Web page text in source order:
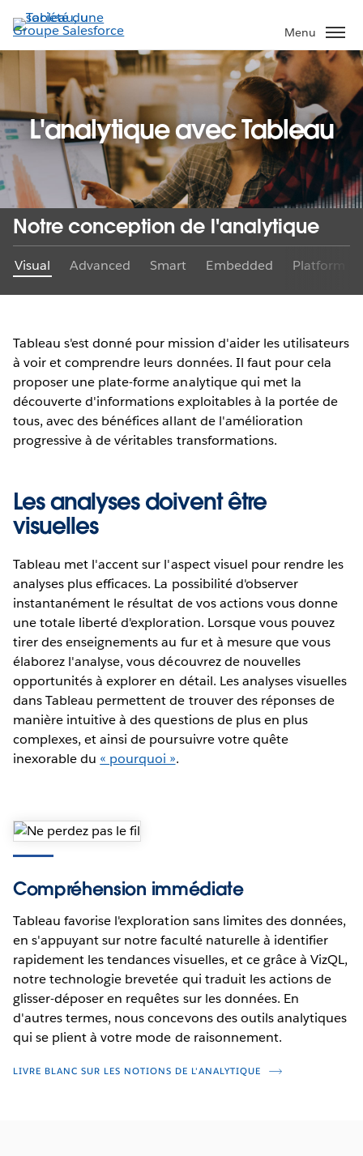
Aller
au
contenu
Menu
L'analytique avec Tableau
Notre conception de l'analytique
Visual Advanced Smart Embedded Platform
Tableau s'est donné pour mission d'aider les utilisateurs
à voir et comprendre leurs données. Il faut pour cela
proposer une plate-forme analytique qui met la
découverte d'informations exploitables à la portée de
tous, avec des bénéfices allant de l'amélioration
progressive à de véritables transformations.
Les analyses doivent être
visuelles
Tableau met l'accent sur l'aspect visuel pour rendre les
analyses plus efficaces. La possibilité d'observer
instantanément le résultat de vos actions vous donne
une totale liberté d'exploration. Lorsque vous pouvez
tirer des enseignements au fur et à mesure que vous
élaborez l'analyse, vous découvrez de nouvelles
opportunités à explorer en détail. Les analyses visuelles
dans Tableau permettent de trouver des réponses de
manière intuitive à des questions de plus en plus
complexes, et ainsi de poursuivre votre quête
inexorable du « pourquoi ».
Compréhension immédiate
Tableau favorise l'exploration sans limites des données,
en s'appuyant sur notre faculté naturelle à identifier
rapidement les tendances visuelles, et ce grâce à VizQL,
notre technologie brevetée qui traduit les actions de
glisser-déposer en requêtes sur les données. En
d'autres termes, nous concevons des outils analytiques
qui se plient à votre mode de raisonnement.
LIVRE BLANC SUR LES NOTIONS DE L'ANALYTIQUE